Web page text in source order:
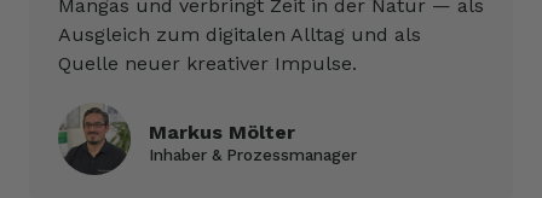
Mangas und verbringt Zeit in der Natur — als
Ausgleich zum digitalen Alltag und als
Quelle neuer kreativer Impulse.
Markus Mölter
Inhaber & Prozessmanager